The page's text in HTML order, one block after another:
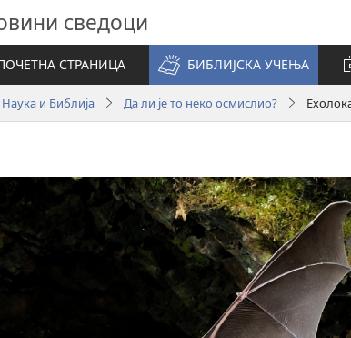
сведоци
СТРАНИЦА
БИБЛИЈСКА УЧЕЊА
Наука и Библија Да ли је то неко осмислио?